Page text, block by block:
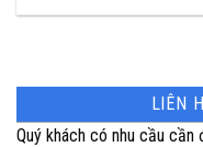
LIÊN
Quý khách có nhu cầu